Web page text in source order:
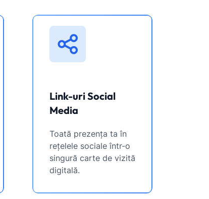
Link-uri Social
Media
Toată prezența ta în
rețelele sociale într-o
singură carte de vizită
digitală.